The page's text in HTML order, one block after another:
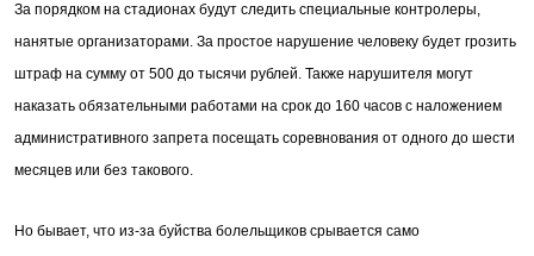
За порядком на стадионах будут следить специальные контролеры,
нанятые организаторами. За простое нарушение человеку будет грозить
штраф на сумму от 500 до тысячи рублей. Также нарушителя могут
наказать обязательными работами на срок до 160 часов с наложением
административного запрета посещать соревнования от одного до шести
месяцев или без такового.
Но бывает, что из-за буйства болельщиков срывается само